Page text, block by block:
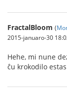
FractalBloom (
2015-januaro-30
Hehe, mi nune
ĉu krokodilo